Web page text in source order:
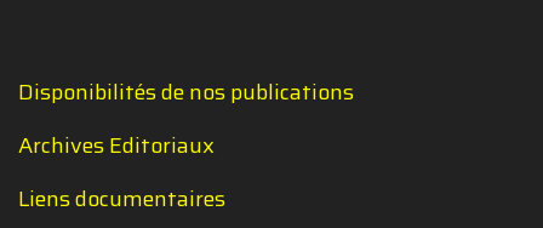
Disponibilités de nos publications
Archives Editoriaux
Liens documentaires